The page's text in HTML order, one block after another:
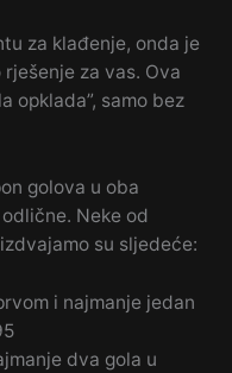
za klađenje, onda je
za vas. Ova
opklada”, samo bez
golova u oba
Neke od
su sljedeće:
i najmanje jedan
dva gola u